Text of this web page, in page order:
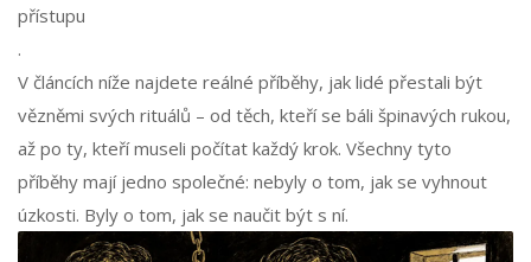
přístupu
.
V článcích níže najdete reálné příběhy, jak lidé přestali být
vězněmi svých rituálů – od těch, kteří se báli špinavých rukou,
až po ty, kteří museli počítat každý krok. Všechny tyto
příběhy mají jedno společné: nebyly o tom, jak se vyhnout
úzkosti. Byly o tom, jak se naučit být s ní.